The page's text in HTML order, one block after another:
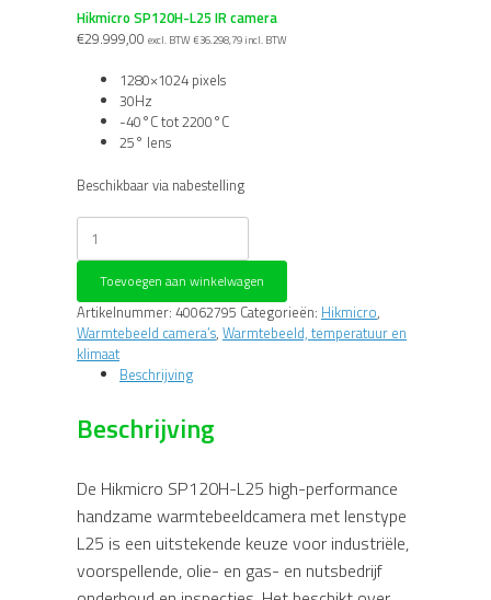
Hikmicro SP120H-L25 IR camera
€29.999,00 excl. BTW €36.298,79 incl. BTW
1280×1024 pixels
30Hz
-40°C tot 2200°C
25° lens
Beschikbaar via nabestelling
Hikmicro
SP120H-
L25
camera
aantal
Toevoegen aan winkelwagen
Artikelnummer: 40062795 Categorieën: Hikmicro,
Warmtebeeld camera’s, Warmtebeeld, temperatuur en
klimaat
Beschrijving
Beschrijving
De Hikmicro SP120H-L25 high-performance
handzame warmtebeeldcamera met lenstype
L25 is een uitstekende keuze voor industriële,
voorspellende, olie- en gas- en nutsbedrijf